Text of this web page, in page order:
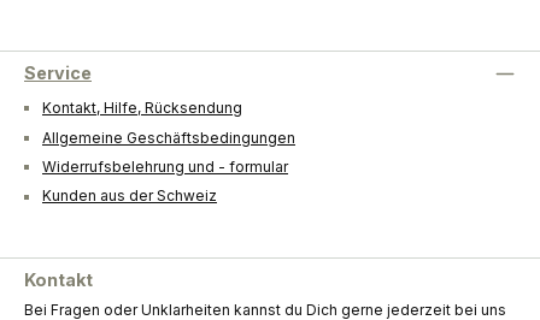
Service
Kontakt, Hilfe, Rücksendung
Allgemeine Geschäftsbedingungen
Widerrufsbelehrung und - formular
Kunden aus der Schweiz
Kontakt
Bei Fragen oder Unklarheiten kannst du Dich gerne jederzeit bei uns